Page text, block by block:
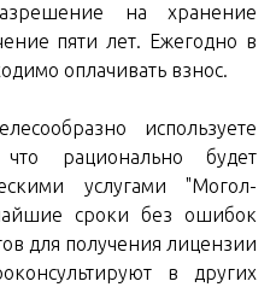
на хранение
пяти лет. Ежегодно в
оплачивать взнос.
используете
рационально будет
услугами "Могол-
сроки без ошибок
для получения лицензии
в других